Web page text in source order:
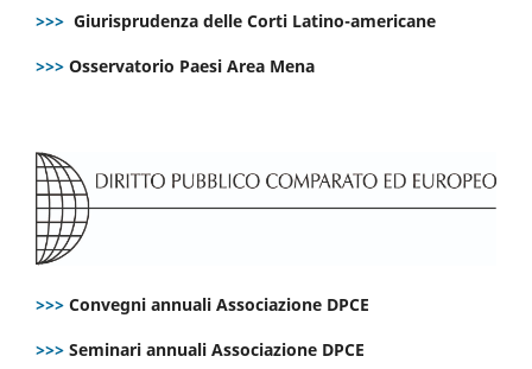
>>> Giurisprudenza delle Corti Latino-americane
>>> Osservatorio Paesi Area Mena
>>> Convegni annuali Associazione DPCE
>>> Seminari annuali Associazione DPCE